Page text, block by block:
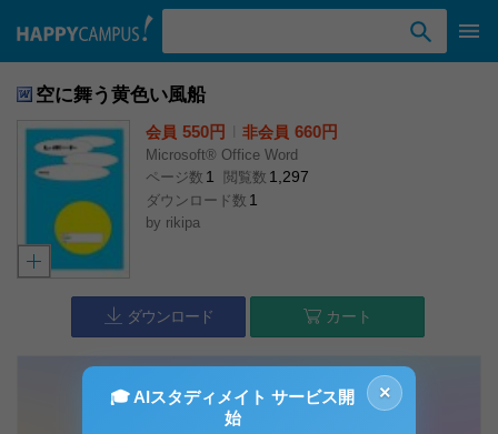
空に舞う黄色い風船
会員 550円 非会員 660円
Microsoft® Office Word
ページ数 1 閲覧数 1,297
ダウンロード数 1
by rikipa
ダウンロード カート
×
🎓 AIスタディメイト サービス開
始